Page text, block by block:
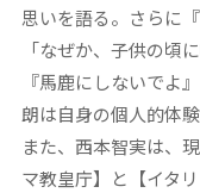
思いを語る。さらに
「なぜか、子供の頃
『馬鹿にしないでよ
朗は自身の個人的体
また、西本智実は、
マ教皇庁】と【イタ